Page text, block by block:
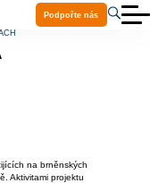
Podpořte nás
na brněnských
Aktivitami projektu